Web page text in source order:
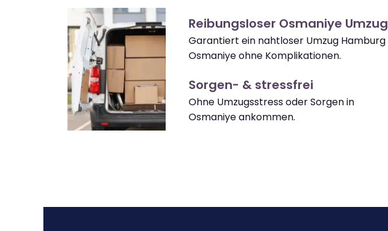
Reibungsloser Osmaniye Umzug
Garantiert ein nahtloser Umzug Hamburg
Osmaniye ohne Komplikationen.
Sorgen- & stressfrei
Ohne Umzugsstress oder Sorgen in
Osmaniye ankommen.